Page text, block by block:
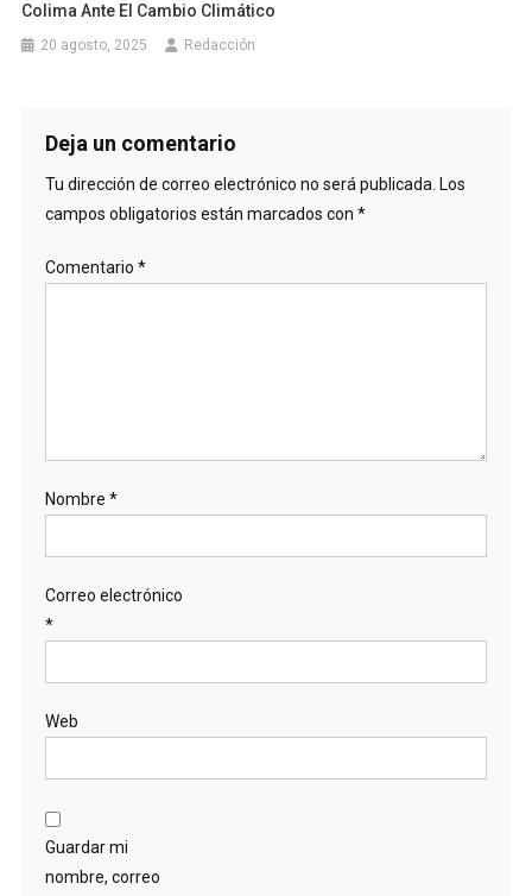
Colima Ante El Cambio Climático
20 agosto, 2025 Redacción
Deja un comentario
Tu dirección de correo electrónico no será publicada. Los
campos obligatorios están marcados con *
Comentario *
Nombre *
Correo electrónico
*
Web
Guardar mi
nombre, correo